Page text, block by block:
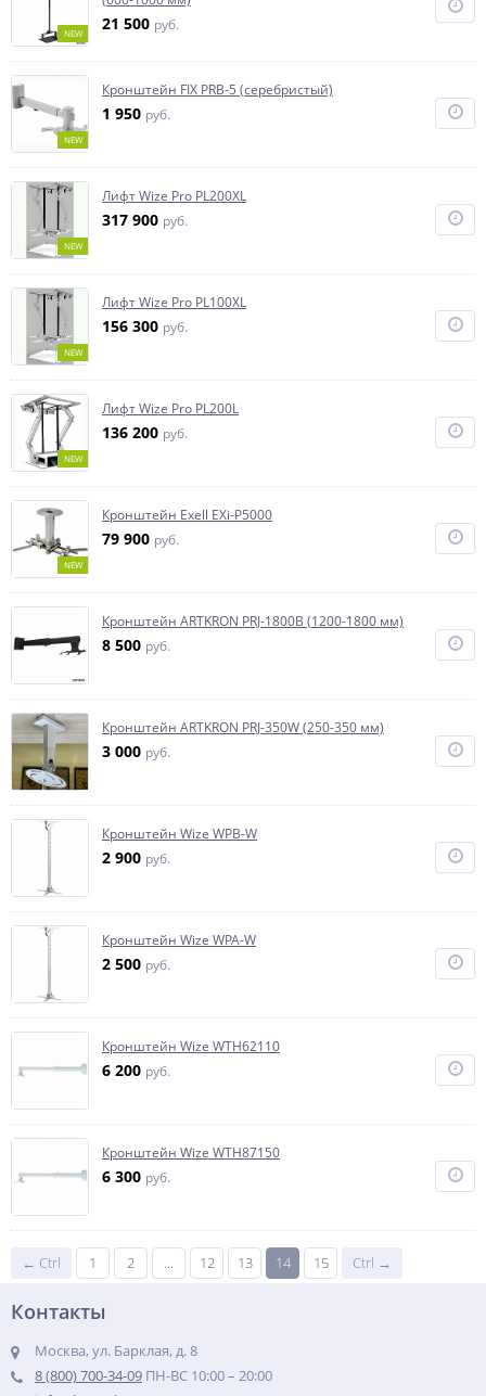
NEW 21 500 руб.
NEW
Кронштейн FIX PRB-5 (серебристый)
1 950 руб.
NEW
Лифт Wize Pro PL200XL
317 900 руб.
NEW
Лифт Wize Pro PL100XL
156 300 руб.
NEW
Лифт Wize Pro PL200L
136 200 руб.
NEW
Кронштейн Exell EXi-P5000
79 900 руб.
Кронштейн ARTKRON PRJ-1800B (1200-1800 мм)
8 500 руб.
Кронштейн ARTKRON PRJ-350W (250-350 мм)
3 000 руб.
Кронштейн Wize WPB-W
2 900 руб.
Кронштейн Wize WPA-W
2 500 руб.
Кронштейн Wize WTH62110
6 200 руб.
Кронштейн Wize WTH87150
6 300 руб.
← Ctrl 1 2 ... 12 13 14 15 Ctrl →
Контакты
Москва, ул. Барклая, д. 8
8 (800) 700-34-09 ПН-ВС 10:00 – 20:00